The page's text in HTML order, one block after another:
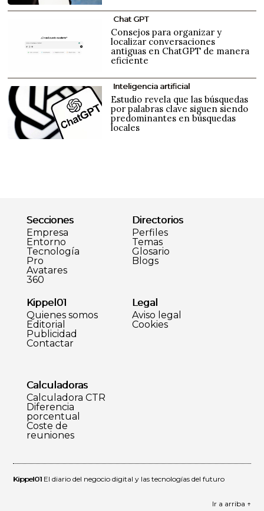
Chat GPT
Consejos para organizar y
localizar conversaciones
antiguas en ChatGPT de manera
eficiente
Inteligencia artificial
Estudio revela que las búsquedas
por palabras clave siguen siendo
predominantes en búsquedas
locales
Secciones
Empresa
Entorno
Tecnología
Pro
Avatares
360
Directorios
Perfiles
Temas
Glosario
Blogs
Kippel01
Quienes somos
Editorial
Publicidad
Contactar
Legal
Aviso legal
Cookies
Calculadoras
Calculadora CTR
Diferencia
porcentual
Coste de
reuniones
Kippel01 El diario del negocio digital y las tecnologías del futuro
Ir a arriba ↑